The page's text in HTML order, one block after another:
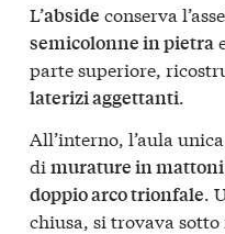
L’abside conserva
semicolonne in pietra
parte superiore,
laterizi aggettanti.
All’interno, l’aula
di murature in
doppio arco trionfale.
chiusa, si trovava